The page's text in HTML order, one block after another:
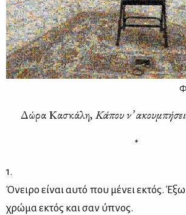
Δώ­ρα Κα­σκά­λη,Κά­που ν’
*
1.
Όνει­ρο εί­ναι αυ­τό που μέ­νει εκτός.
χρώ­μα εκτός και σαν ύπνος.